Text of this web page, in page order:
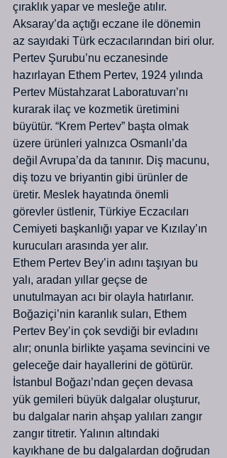
çıraklık yapar ve mesleğe atılır.
Aksaray’da açtığı eczane ile dönemin
az sayıdaki Türk eczacılarından biri olur.
Pertev Şurubu’nu eczanesinde
hazırlayan Ethem Pertev, 1924 yılında
Pertev Müstahzarat Laboratuvarı’nı
kurarak ilaç ve kozmetik üretimini
büyütür. “Krem Pertev” başta olmak
üzere ürünleri yalnızca Osmanlı’da
değil Avrupa’da da tanınır. Diş macunu,
diş tozu ve briyantin gibi ürünler de
üretir. Meslek hayatında önemli
görevler üstlenir, Türkiye Eczacıları
Cemiyeti başkanlığı yapar ve Kızılay’ın
kurucuları arasında yer alır.
Ethem Pertev Bey’in adını taşıyan bu
yalı, aradan yıllar geçse de
unutulmayan acı bir olayla hatırlanır.
Boğaziçi’nin karanlık suları, Ethem
Pertev Bey’in çok sevdiği bir evladını
alır; onunla birlikte yaşama sevincini ve
geleceğe dair hayallerini de götürür.
İstanbul Boğazı’ndan geçen devasa
yük gemileri büyük dalgalar oluşturur,
bu dalgalar narin ahşap yalıları zangır
zangır titretir. Yalının altındaki
kayıkhane de bu dalgalardan doğrudan